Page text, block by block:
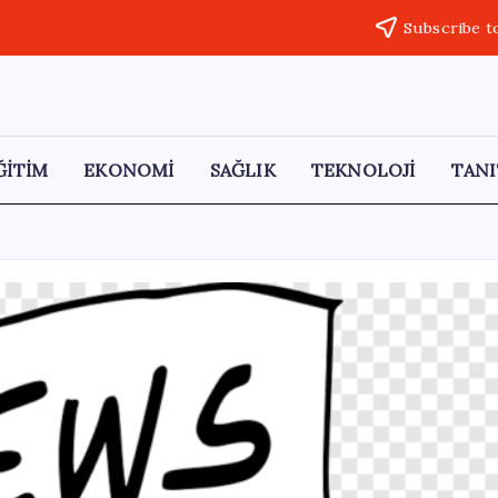
Subscribe
EKONOMİ SAĞLIK TEKNOLOJİ